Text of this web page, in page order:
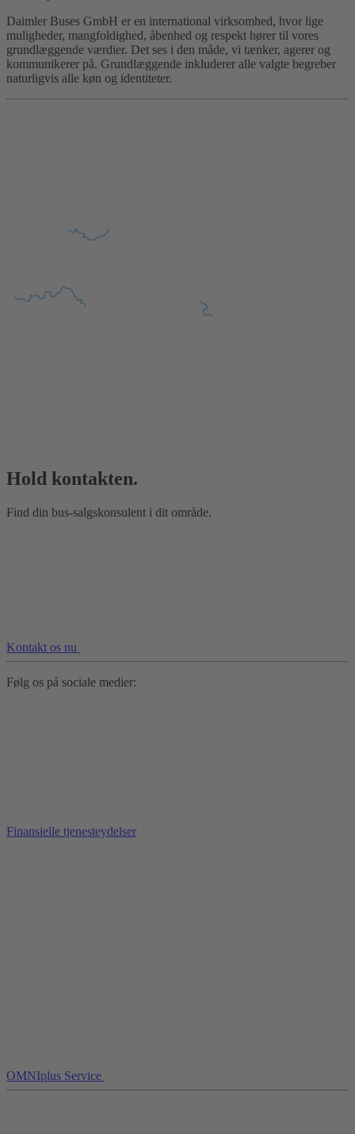
Daimler Buses GmbH er en international virksomhed, hvor lige
muligheder, mangfoldighed, åbenhed og respekt hører til vores
grundlæggende værdier. Det ses i den måde, vi tænker, agerer og
kommunikerer på. Grundlæggende inkluderer alle valgte begreber
naturligvis alle køn og identiteter.
Hold kontakten.
Find din bus‑salgskonsulent i dit område.
Kontakt os nu
Følg os på sociale medier:
Finansielle tjenesteydelser
OMNIplus Service